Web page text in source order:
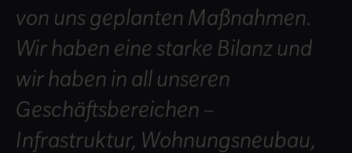
von uns geplanten Maßnahmen.
Wir haben eine starke Bilanz und
wir haben in all unseren
Geschäftsbereichen –
Infrastruktur, Wohnungsneubau,